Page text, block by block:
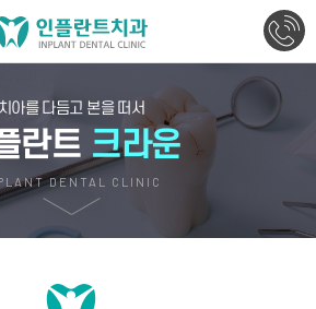
치아를 다듬고 본을 떠서
란트 크라운
DENTAL CLINIC